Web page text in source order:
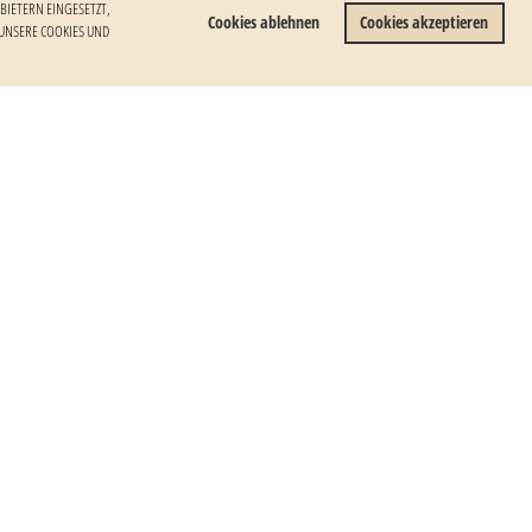
EINGESETZT, I
COOKIES UND W
Cookies ablehnen Cookies akzeptieren